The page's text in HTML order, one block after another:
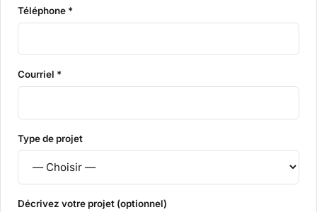
Téléphone *
Courriel *
Type de projet
Décrivez votre projet (optionnel)